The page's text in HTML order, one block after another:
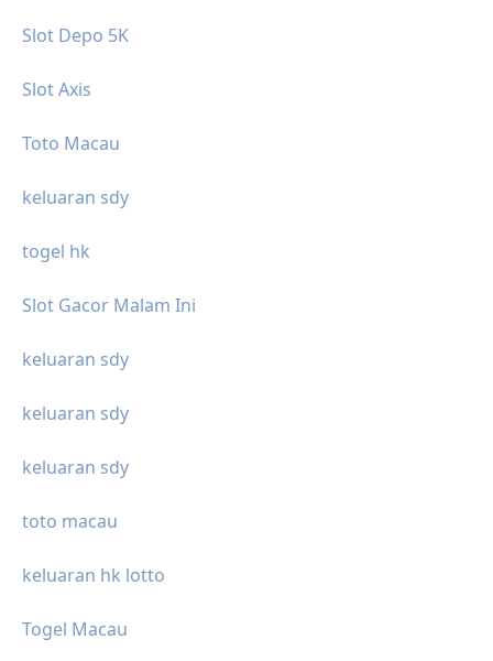
Slot Depo 5K
Slot Axis
Toto Macau
keluaran sdy
togel hk
Slot Gacor Malam Ini
keluaran sdy
keluaran sdy
keluaran sdy
toto macau
keluaran hk lotto
Togel Macau